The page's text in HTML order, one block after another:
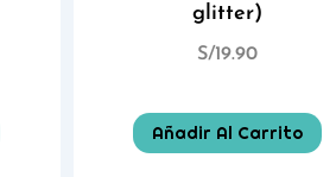
glitter)
S/19.90
Añadir Al Carrito